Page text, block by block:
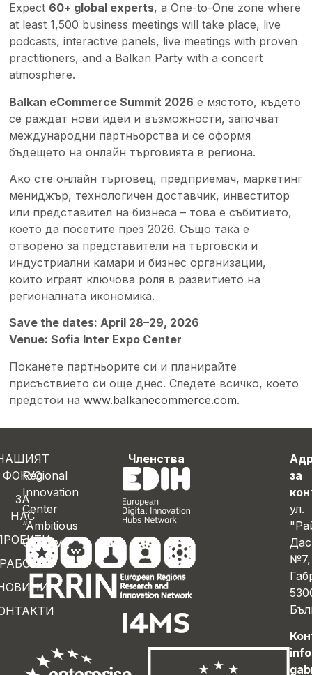
Expect 60+ global experts, a One-to-One zone where
at least 1,500 business meetings will take place, live
podcasts, interactive panels, live meetings with proven
practitioners, and a Balkan Party with a concert
atmosphere.
Balkan eCommerce Summit 2026 е мястото, където
се раждат нови идеи и възможности, започват
международни партньорства и се оформя
бъдещето на онлайн търговията в региона.
Ако сте онлайн търговец, предприемач, маркетинг
мениджър, технологичен доставчик, инвеститор
или представител на бизнеса – това е събитието,
което да посетите през 2026. Също така е
отворено за представители на търговски и
индустриални камари и бизнес организации,
които играят ключова роля в развитието на
регионалната икономика.
Save the dates: April 28–29, 2026
Venue: Sofia Inter Expo Center
Поканете партньорите си и планирайте
присъствието си още днес. Следете всичко, което
предстои наwww.balkanecommerce.com.
Regional
Innovation
Center
“Ambitious
Gabrovo”
ФОКУС
ЗА
НАС
Членства
за
ул.
№7,